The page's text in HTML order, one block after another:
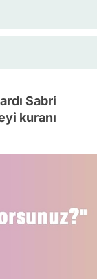
Sabri
kuranı